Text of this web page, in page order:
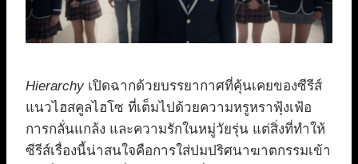
Hierarchy เปิดฉากด้วยบรรยากาศที่คุ้นเคยของซีรีส์
แนวไฮสคูลไฮโซ ที่เต็มไปด้วยความหรูหราฟุ้งเฟ้อ
การกลั่นแกล้ง และความรักในหมู่วัยรุ่น แต่สิ่งที่ทำให้
ซีรีส์เรื่องนี้น่าสนใจคือการใส่ปมปริศนาฆาตกรรมเข้า